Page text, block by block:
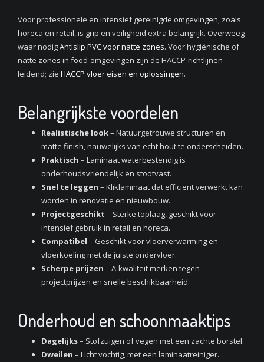
Voor professionele en intensief gereinigde omgevingen, zoals
horeca en retail, is grip en veiligheid extra belangrijk. Overweeg
waar nodigAntislip PVC voor natte zones. Voor hygiënische of
natte zones in food-omgevingen zijn de HACCP-richtlijnen
leidend; zie HACCP vloer eisen en oplossingen.
Belangrijkste voordelen
Realistische look– Natuurgetrouwe structuren en
matte finish, nauwelijks van echt hout te onderscheiden.
Praktisch – Laminaat waterbestendig is
onderhoudsvriendelijk en stootvast.
Snel te leggen – Kliklaminaat dat efficiënt verwerkt kan
worden in renovatie en nieuwbouw.
Projectgeschikt – Sterke toplaag, geschikt voor
intensief gebruik in retail en horeca.
Compatibel – Geschikt voor vloerverwarming en
vloerkoeling met de juiste ondervloer.
Scherpe prijzen – A-kwaliteit merken tegen
projectprijzen en snelle beschikbaarheid.
Onderhoud en schoonmaaktips
Dagelijks– Stofzuigen of vegen met een zachte borstel.
Dweilen – Licht vochtig, met een laminaatreiniger.